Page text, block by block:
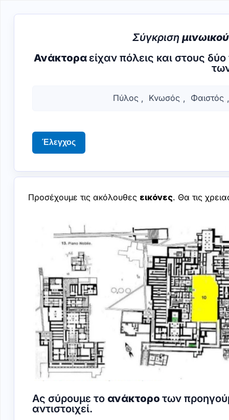
Σύγκριση
Ανάκτορα είχαν πόλεις και στους
Κνωσός,
Φαιστός,
Μάλια,
Τίρυνθα
που
μπορούν
σημειωθούν
Πύλος , Κνωσός , Φαιστός
Έλεγχος
Προσέχουμε τις ακόλουθες εικόνες. Θα τις
Ας σύρουμε το ανάκτορο των
αντιστοιχεί.